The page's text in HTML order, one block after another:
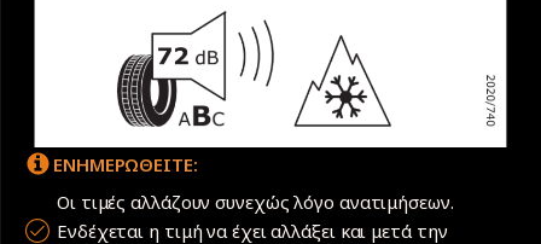
ΕΝΗΜΕΡΩΘΕΙΤΕ:
Οι τιμές αλλάζουν συνεχώς λόγο ανατιμήσεων.
Ενδέχεται η τιμή να έχει αλλάξει και μετά την